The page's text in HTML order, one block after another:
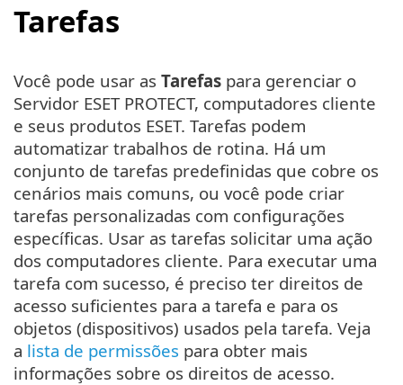
Tarefas
Você pode usar as Tarefas para gerenciar o
Servidor ESET PROTECT, computadores cliente
e seus produtos ESET. Tarefas podem
automatizar trabalhos de rotina. Há um
conjunto de tarefas predefinidas que cobre os
cenários mais comuns, ou você pode criar
tarefas personalizadas com configurações
específicas. Usar as tarefas solicitar uma ação
dos computadores cliente. Para executar uma
tarefa com sucesso, é preciso ter direitos de
acesso suficientes para a tarefa e para os
objetos (dispositivos) usados pela tarefa. Veja
a lista de permissões para obter mais
informações sobre os direitos de acesso.